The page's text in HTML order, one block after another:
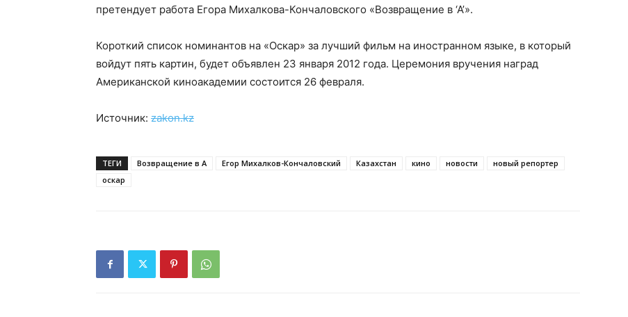
претендует работа Егора Михалкова-Кончаловского «Возвращение в ‘А’».
Короткий список номинантов на «Оскар» за лучший фильм на иностранном языке, в который
войдут пять картин, будет объявлен 23 января 2012 года. Церемония вручения наград
Американской киноакадемии состоится 26 февраля.
Источник: zakon.kz
ТЕГИ Возвращение в А Егор Михалков-Кончаловский Казахстан кино новости
новый репортер
оскар